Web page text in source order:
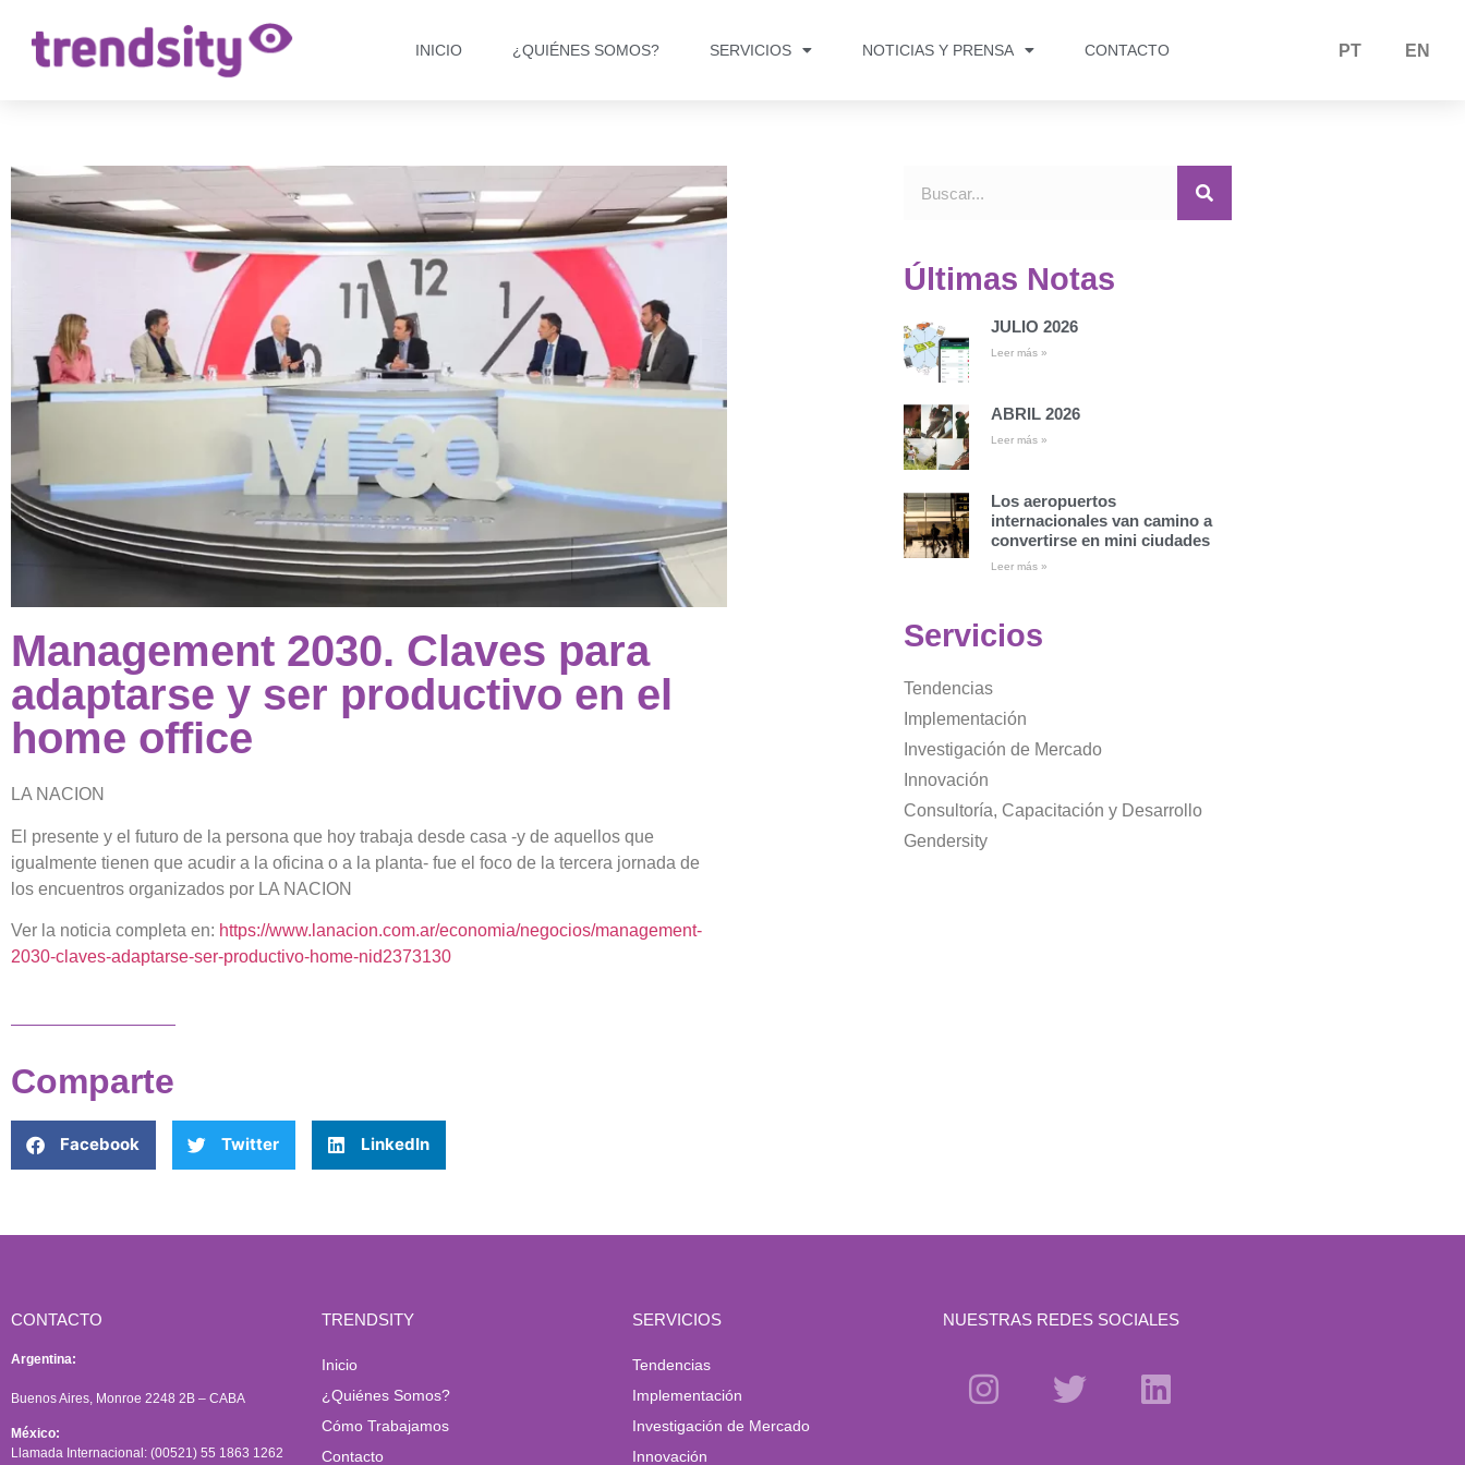
INICIO ¿QUIÉNES SOMOS? SERVICIOS NOTICIAS Y PRENSA CONTACTO PT EN
Management 2030. Claves para
adaptarse y ser productivo en el
home office
LA NACION
El presente y el futuro de la persona que hoy trabaja desde casa -y de aquellos que
igualmente tienen que acudir a la oficina o a la planta- fue el foco de la tercera jornada de
los encuentros organizados por LA NACION
Ver la noticia completa en: https://www.lanacion.com.ar/economia/negocios/management-
2030-claves-adaptarse-ser-productivo-home-nid2373130
Comparte
Facebook Twitter LinkedIn
Últimas Notas
JULIO 2026
Leer más »
ABRIL 2026
Leer más »
Los aeropuertos
internacionales van camino a
convertirse en mini ciudades
Leer más »
Servicios
Tendencias
Implementación
Investigación de Mercado
Innovación
Consultoría, Capacitación y Desarrollo
Gendersity
CONTACTO
Argentina:
Buenos Aires, Monroe 2248 2B – CABA
México:
Llamada Internacional: (00521) 55 1863 1262
TRENDSITY
Inicio
¿Quiénes Somos?
Cómo Trabajamos
Contacto
SERVICIOS
Tendencias
Implementación
Investigación de Mercado
Innovación
NUESTRAS REDES SOCIALES